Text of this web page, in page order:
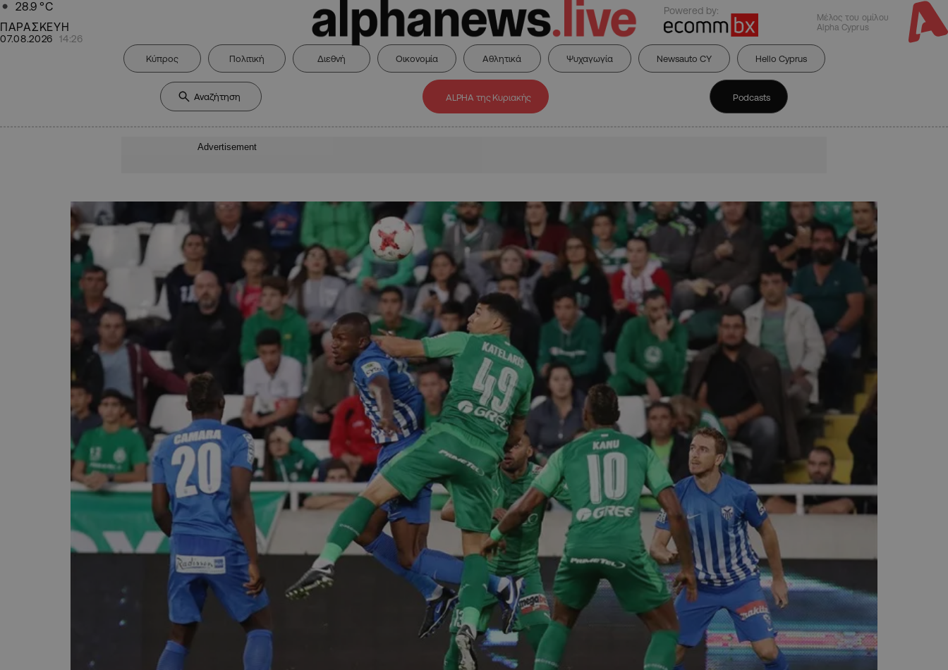
28.9 °C
ΠΑΡΑΣΚΕΥΗ
07.08.2026 14:26
Powered by:
Μέλος του ομίλου
Alpha Cyprus
Κύπρος Πολιτική Διεθνή Οικονομία Αθλητικά Ψυχαγωγία Newsauto CY Hello Cyprus
ALPHA της Κυριακής Podcasts
Advertisement